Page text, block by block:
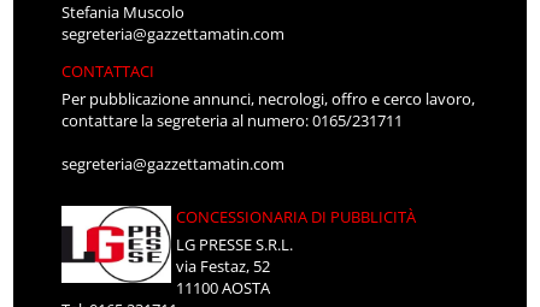
Stefania Muscolo
segreteria@gazzettamatin.com
CONTATTACI
Per pubblicazione annunci, necrologi, offro e cerco lavoro,
contattare la segreteria al numero: 0165/231711
segreteria@gazzettamatin.com
CONCESSIONARIA DI PUBBLICITÀ
LG PRESSE S.R.L.
via Festaz, 52
11100 AOSTA